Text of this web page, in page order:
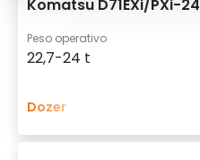
Komatsu D71EXi/PXi-24
Peso operativo
22,7-24 t
Dozer